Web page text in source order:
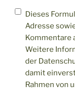
Dieses
Adresse
Kommentare
Weitere
der
damit
Rahmen von